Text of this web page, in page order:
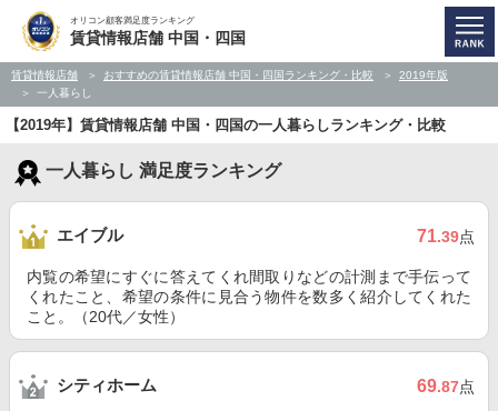
オリコン顧客満足度ランキング
賃貸情報店舗 中国・四国
賃貸情報店舗 おすすめの賃貸情報店舗 中国・四国ランキング・比較
2019年版
一人暮らし
【2019年】賃貸情報店舗 中国・四国の一人暮らしランキング・比較
一人暮らし 満足度ランキング
エイブル 71.39点
内覧の希望にすぐに答えてくれ間取りなどの計測まで手伝って
くれたこと、希望の条件に見合う物件を数多く紹介してくれた
こと。（20代／女性）
シティホーム 69.87点